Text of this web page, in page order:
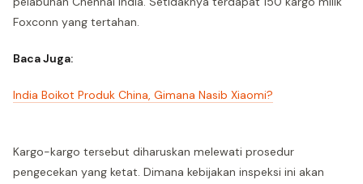
Foxconn yang tertahan.
Baca Juga:
India Boikot Produk China, Gimana Nasib Xiaomi?
Kargo-kargo tersebut diharuskan melewati prosedur
pengecekan yang ketat. Dimana kebijakan inspeksi ini akan